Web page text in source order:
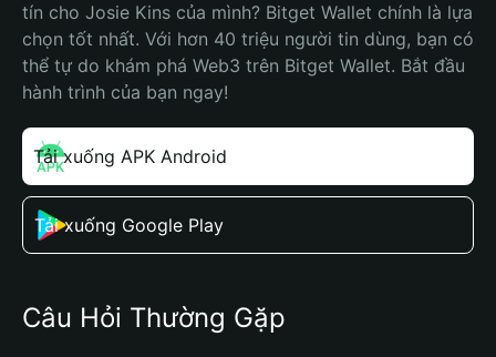
tín cho Josie Kins của mình? Bitget Wallet chính là lựa
chọn tốt nhất. Với hơn 40 triệu người tin dùng, bạn có
thể tự do khám phá Web3 trên Bitget Wallet. Bắt đầu
hành trình của bạn ngay!
Tải xuống APK Android
Tải xuống Google Play
Câu Hỏi Thường Gặp